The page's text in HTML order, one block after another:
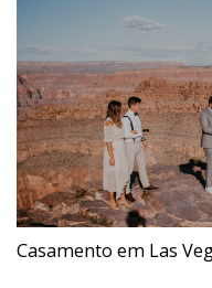
Casamento em Las